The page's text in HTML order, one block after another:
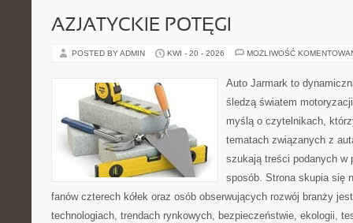
AZJATYCKIE POTĘGI
POSTED BY ADMIN KWI - 20 - 2026 MOŻLIWOŚĆ
Auto Jarmark to
śledzą światem
myślą o czytelnikach,
tematach związanych z
szukają treści podanych w
sposób. Strona skupia się
fanów czterech kółek oraz osób obserwujących rozwój branży
technologiach, trendach rynkowych, bezpieczeństwie, ekologii,